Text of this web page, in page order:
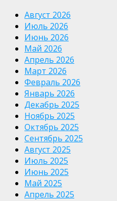
Август 2026
Июль 2026
Июнь 2026
Май 2026
Апрель 2026
Март 2026
Февраль 2026
Январь 2026
Декабрь 2025
Ноябрь 2025
Октябрь 2025
Сентябрь 2025
Август 2025
Июль 2025
Июнь 2025
Май 2025
Апрель 2025